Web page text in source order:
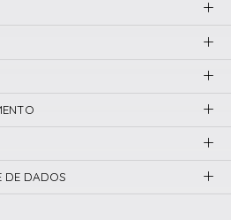
DE DADOS